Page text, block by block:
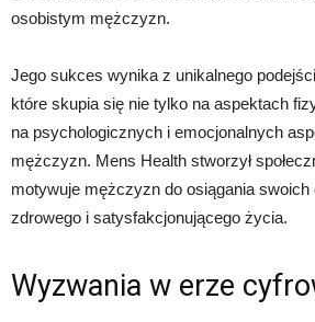
osobistym mężczyzn.
Jego sukces wynika z unikalnego
które skupia się nie tylko na aspektach
na psychologicznych i emocjonalnych
mężczyzn. Mens Health stworzył
motywuje mężczyzn do osiągania swoich
zdrowego i satysfakcjonującego życia.
Wyzwania w erze